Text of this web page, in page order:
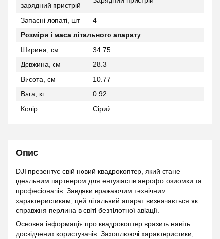
зарядний пристрій
Запасні лопаті, шт
4
Розміри і маса літального апарату
Ширина, см
34.75
Довжина, см
28.3
Висота, см
10.77
Вага, кг
0.92
Колір
Сірий
Опис
DJI презентує свій новий квадрокоптер, який стане
ідеальним партнером для ентузіастів аерофотозйомки та
професіоналів. Завдяки вражаючим технічним
характеристикам, цей літальний апарат визначається як
справжня перлина в світі безпілотної авіації.
Основна інформація про квадрокоптер вразить навіть
досвідчених користувачів. Захоплюючі характеристики,